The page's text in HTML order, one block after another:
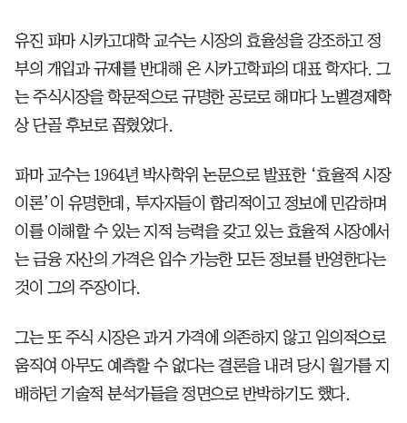
유진 파마 시카고대학 교수는 시장의 효율성을 강조하고 정
부의 개입과 규제를 반대해 온 시카고학파의 대표 학자다. 그
는 주식시장을 학문적으로 규명한 공로로 해마다 노벨경제학
상 단골 후보로 꼽혔었다.
파마 교수는 1964년 박사학위 논문으로 발표한 ‘효율적 시장
이론’이 유명한데, 투자자들이 합리적이고 정보에 민감하며
이를 이해할 수 있는 지적 능력을 갖고 있는 효율적 시장에서
는 금융 자산의 가격은 입수 가능한 모든 정보를 반영한다는
것이 그의 주장이다.
그는 또 주식 시장은 과거 가격에 의존하지 않고 임의적으로
움직여 아무도 예측할 수 없다는 결론을 내려 당시 월가를 지
배하던 기술적 분석가들을 정면으로 반박하기도 했다.